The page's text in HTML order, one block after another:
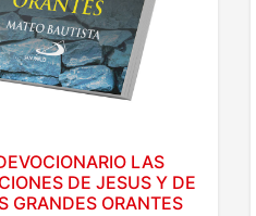
LAS
DE JESUS Y DE
GRANDES ORANTES